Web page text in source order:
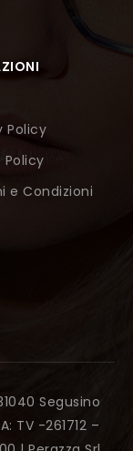
Policy
Policy
e Condizioni
Segusino
TV -261712 –